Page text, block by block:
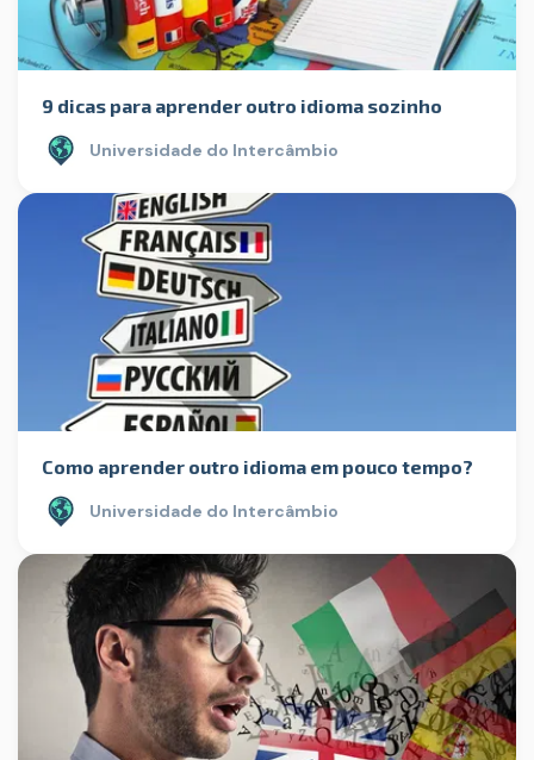
9 dicas para aprender outro idioma sozinho
Universidade do Intercâmbio
Como aprender outro idioma em pouco tempo?
Universidade do Intercâmbio